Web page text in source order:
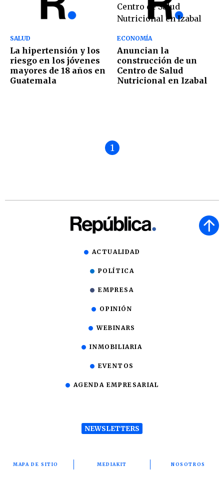
SALUD
La hipertensión y los
riesgo en los jóvenes
mayores de 18 años en
Guatemala
ECONOMÍA
Anuncian la
construcción de un
Centro de Salud
Nutricional en Izabal
1
ACTUALIDAD
POLÍTICA
EMPRESA
OPINIÓN
WEBINARS
INMOBILIARIA
EVENTOS
AGENDA EMPRESARIAL
NEWSLETTERS
MAPA DE SITIO MEDIAKIT NOSOTROS